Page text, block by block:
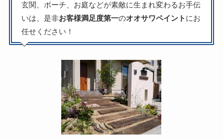
玄関、ポーチ、お庭などが素敵に生まれ変わるお手伝
いは、是非お客様満足度第一のオオサワペイント にお
任せください！